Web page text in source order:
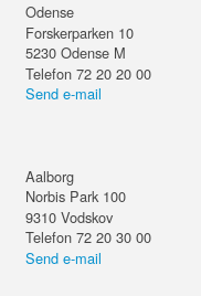
Odense
Forskerparken 10
5230 Odense M
Telefon 72 20 20 00
Send e-mail
Aalborg
Norbis Park 100
9310 Vodskov
Telefon 72 20 30 00
Send e-mail